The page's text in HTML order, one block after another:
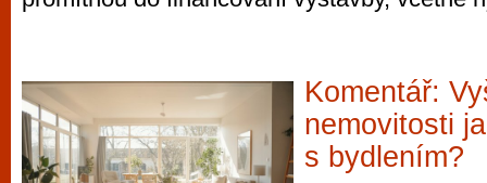
Komentář:
nemovitosti
s bydlením?